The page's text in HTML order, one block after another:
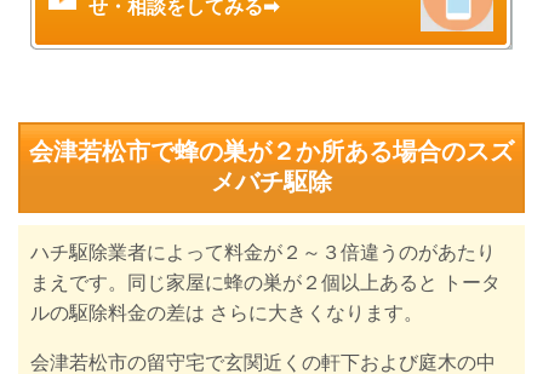
せ・相談をしてみる➡
会津若松市で蜂の巣が２か所ある場合のスズ
メバチ駆除
ハチ駆除業者によって料金が２～３倍違うのがあたり
まえです。同じ家屋に蜂の巣が２個以上あると トータ
ルの駆除料金の差は さらに大きくなります。
会津若松市の留守宅で玄関近くの軒下および庭木の中